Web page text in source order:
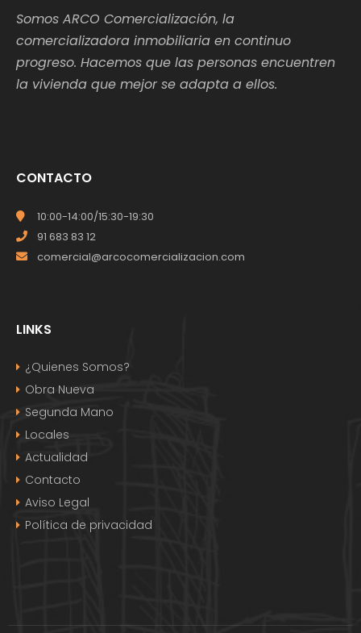
Somos ARCO Comercialización, la
comercializadora inmobiliaria en continuo
progreso. Hacemos que las personas encuentren
la vivienda que mejor se adapta a ellos.
CONTACTO
10:00-14:00/15:30-19:30
91 683 83 12
comercial@arcocomercializacion.com
LINKS
¿Quienes Somos?
Obra Nueva
Segunda Mano
Locales
Actualidad
Contacto
Aviso Legal
Política de privacidad